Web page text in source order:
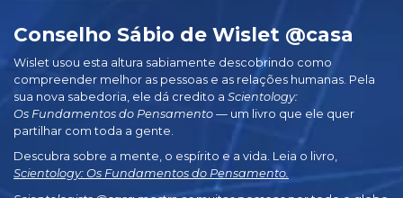
Conselho Sábio de Wislet @casa
Wislet usou esta altura sabiamente descobrindo como
compreender melhor as pessoas e as relações humanas. Pela
sua nova sabedoria, ele dá credito a Scientology:
Os Fundamentos do Pensamento — um livro que ele quer
partilhar com toda a gente.
Descubra sobre a mente, o espírito e a vida. Leia o livro,
Scientology: Os Fundamentos do Pensamento.